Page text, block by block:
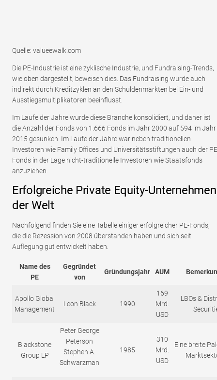
Quelle: valueewalk.com
Die PE-Industrie ist eine zyklische Industrie, und Fundraising-Trends,
wie oben dargestellt, beweisen dies. Das Fundraising wurde auch
indirekt durch Kreditzyklen an den Schuldenmärkten bei Ein- und
Ausstiegsmultiplikatoren beeinflusst.
Im Laufe der Jahre wurde diese Branche konsolidiert, und daher ist
die Anzahl der Fonds von 1.666 Fonds im Jahr 2000 auf 594 im Jahr
2015 gesunken. Im Laufe der Jahre war neben traditionellen
Investoren wie Family Offices und Universitätsstiftungen auch der
Fonds in der Lage nicht-traditionelle Investoren wie Staatsfonds
anzuziehen.
Erfolgreiche Private Equity-Unternehmen
der Welt
Nachfolgend finden Sie eine Tabelle einiger erfolgreicher PE-Fonds,
die die Rezession von 2008 überstanden haben und sich seit
Auflegung gut entwickelt haben.
Name des
PE
Gegründet
von
Gründungsjahr AUM
Apollo Global
Management
Leon Black 1990
169
Mrd.
USD
LBOs &
Blackstone
Group LP
Peter George
Peterson
Stephen A.
Schwarzman
1985
310
Mrd.
USD
Eine breite